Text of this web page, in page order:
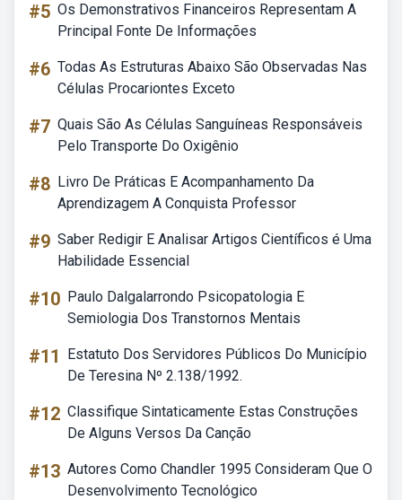
#5 Os Demonstrativos Financeiros Representam A
Principal Fonte De Informações
#6 Todas As Estruturas Abaixo São Observadas Nas
Células Procariontes Exceto
#7 Quais São As Células Sanguíneas Responsáveis
Pelo Transporte Do Oxigênio
#8 Livro De Práticas E Acompanhamento Da
Aprendizagem A Conquista Professor
#9 Saber Redigir E Analisar Artigos Científicos é Uma
Habilidade Essencial
#10 Paulo Dalgalarrondo Psicopatologia E
Semiologia Dos Transtornos Mentais
#11
Estatuto Dos Servidores Públicos Do Município
De Teresina Nº 2.138/1992.
#12 Classifique Sintaticamente Estas Construções
De Alguns Versos Da Canção
#13 Autores Como Chandler 1995 Consideram Que O
Desenvolvimento Tecnológico